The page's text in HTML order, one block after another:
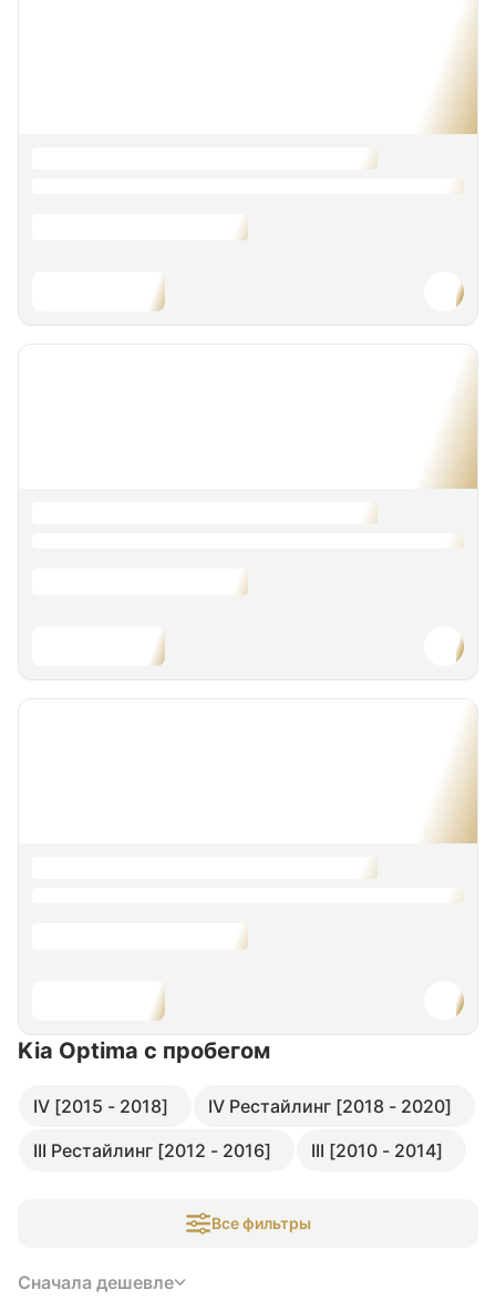
Kia Optima с пробегом
IV [2015 - 2018]
IV Рестайлинг [2018 - 2020]
III Рестайлинг [2012 - 2016]
III [2010 - 2014]
Все фильтры
Сначала дешевле